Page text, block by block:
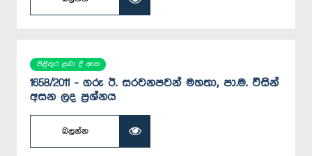
පිළිතුර ලබා දී ඇත
1658/2011 - ගරු ඊ. සරවනපවන් මහතා, පා.ම. විසින්
අසන ලද ප්‍රශ්නය
බලන්න